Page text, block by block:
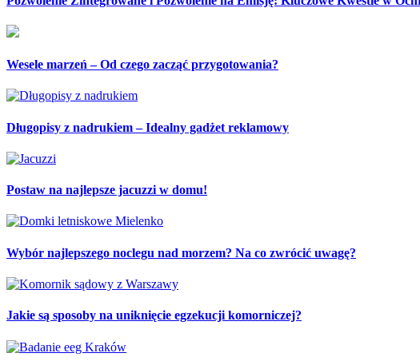
Wesele marzeń – Od czego zacząć przygotowania?
Długopisy z nadrukiem – Idealny gadżet reklamowy
Postaw na najlepsze jacuzzi w domu!
Wybór najlepszego noclegu nad morzem? Na co zwrócić uwagę?
Jakie są sposoby na uniknięcie egzekucji komorniczej?